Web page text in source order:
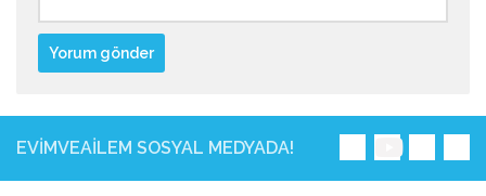
EVIMVEAILEM SOSYAL MEDYADA!